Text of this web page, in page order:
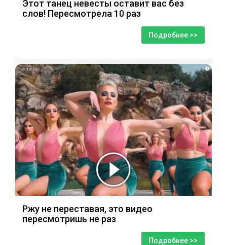
Этот танец невесты оставит вас без
слов! Пересмотрела 10 раз
Подробнее >>
i
Ржу не переставая, это видео
пересмотришь не раз
Подробнее >>